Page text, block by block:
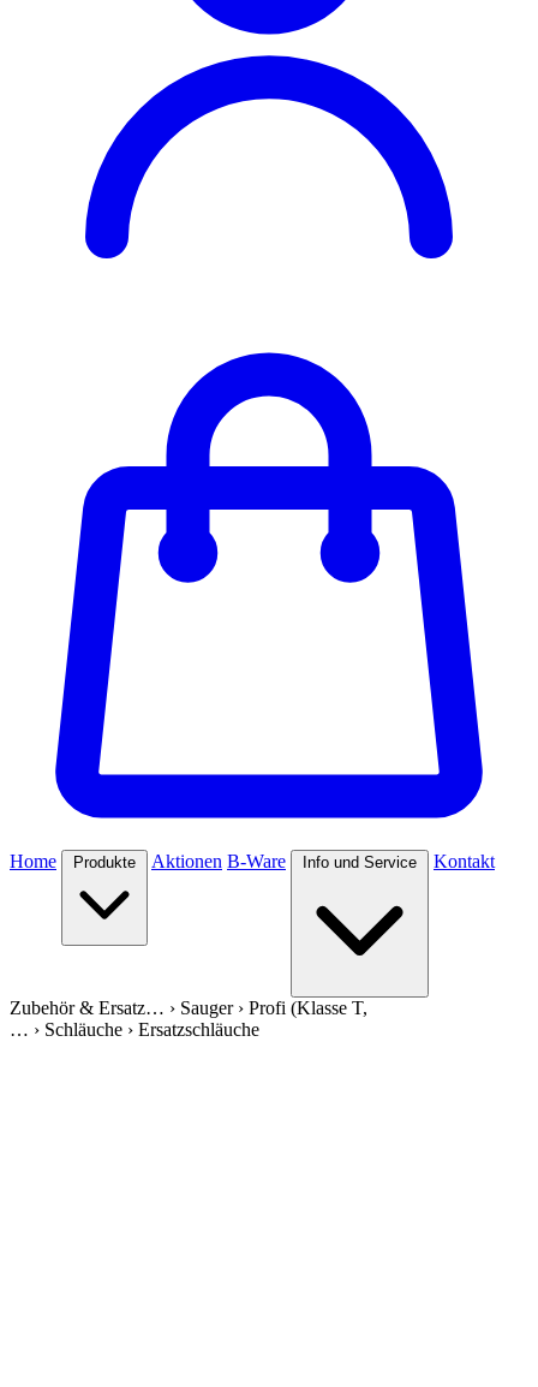
Home Produkte Aktionen B-Ware Info und Service Kontakt
Zubehör & Ersatz… › Sauger› Profi (Klasse T,
… › Schläuche › Ersatzschläuche